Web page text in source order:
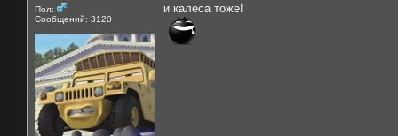
Пол:
Сообщений: 3120
и калеса тоже!